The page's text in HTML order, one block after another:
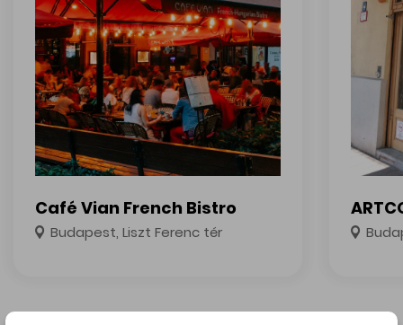
Café Vian French Bistro
Budapest, Liszt Ferenc tér